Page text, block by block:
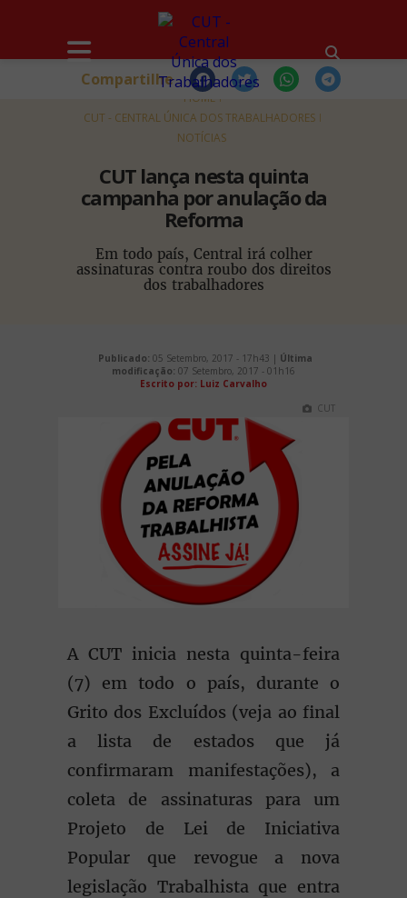
HOME
CUT - CENTRAL ÚNICA DOS TRABALHADORES
NOTÍCIAS
CUT lança nesta quinta
campanha por anulação da
Reforma
Em todo país, Central irá colher
assinaturas contra roubo dos direitos
dos trabalhadores
Compartilhe
Publicado: 05 Setembro, 2017 - 17h43 | Última
modificação: 07 Setembro, 2017 - 01h16
Escrito por: Luiz Carvalho
CUT
A CUT inicia nesta quinta-feira
(7) em todo o país, durante o
Grito dos Excluídos (veja ao final
a lista de estados que já
confirmaram manifestações), a
coleta de assinaturas para um
Projeto de Lei de Iniciativa
Popular que revogue a nova
legislação Trabalhista que entra